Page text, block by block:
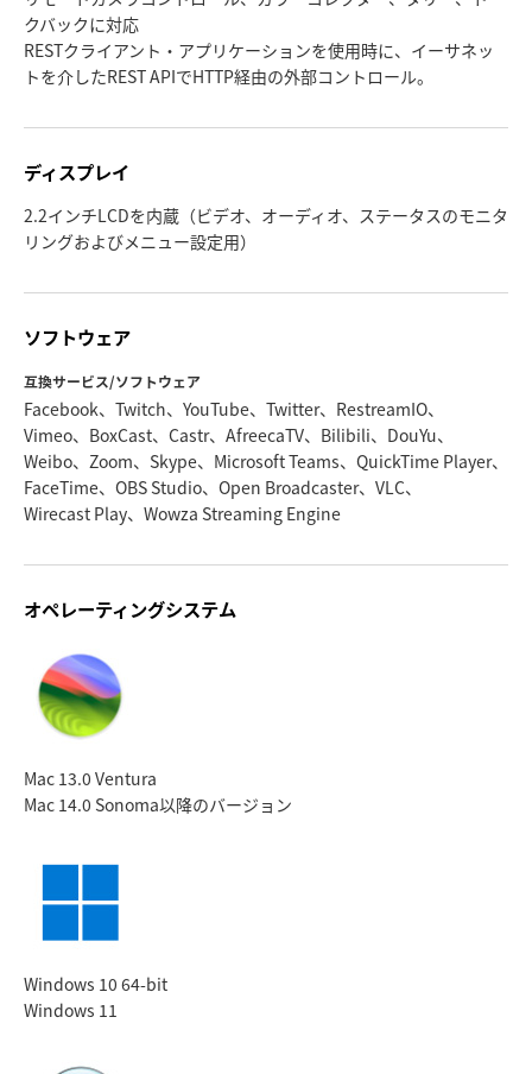
クバックに対応
RESTクライアント・アプリケーションを使用時に、イーサネッ
トを介したREST APIでHTTP経由の外部コントロール。
ディスプレイ
2.2インチLCDを内蔵（ビデオ、オーディオ、ステータスのモニタ
リングおよびメニュー設定用）
ソフトウェア
互換サービス/ソフトウェア
Facebook、Twitch、YouTube、Twitter、RestreamIO、
Vimeo、BoxCast、Castr、AfreecaTV、Bilibili、DouYu、
Weibo、Zoom、Skype、Microsoft Teams、QuickTime Player、
FaceTime、OBS Studio、Open Broadcaster、VLC、
Wirecast Play、Wowza Streaming Engine
オペレーティングシステム
Mac 13.0 Ventura
Mac 14.0 Sonoma以降のバージョン
Windows 10 64-bit
Windows 11